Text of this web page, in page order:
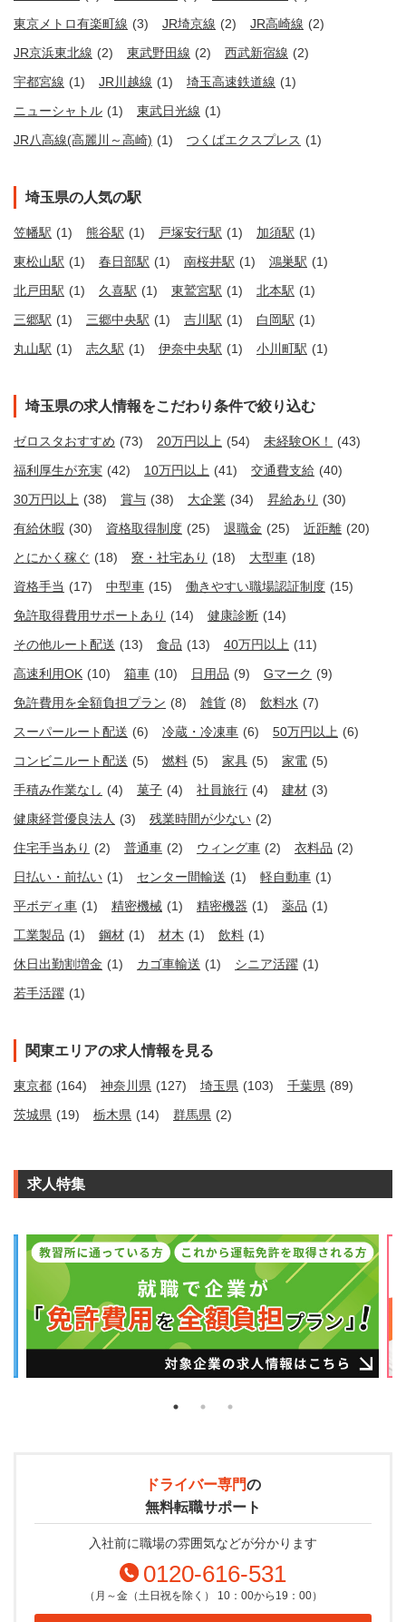
東京メトロ有楽町線 (3) JR埼京線 (2) JR高崎線 (2)
JR京浜東北線 (2) 東武野田線 (2) 西武新宿線 (2)
宇都宮線 (1) JR川越線 (1) 埼玉高速鉄道線 (1)
ニューシャトル (1) 東武日光線 (1)
JR八高線(高麗川～高崎) (1) つくばエクスプレス (1)
埼玉県の人気の駅
笠幡駅 (1) 熊谷駅 (1) 戸塚安行駅 (1) 加須駅 (1)
東松山駅 (1) 春日部駅 (1) 南桜井駅 (1) 鴻巣駅 (1)
北戸田駅 (1) 久喜駅 (1) 東鷲宮駅 (1) 北本駅 (1)
三郷駅 (1) 三郷中央駅 (1) 吉川駅 (1) 白岡駅 (1)
丸山駅 (1) 志久駅 (1) 伊奈中央駅 (1) 小川町駅 (1)
埼玉県の求人情報をこだわり条件で絞り込む
ゼロスタおすすめ (73) 20万円以上 (54) 未経験OK！
(43)
福利厚生が充実 (42) 10万円以上 (41) 交通費支給 (40)
30万円以上 (38) 賞与 (38) 大企業 (34) 昇給あり (30)
有給休暇 (30) 資格取得制度 (25) 退職金 (25) 近距離 (20)
とにかく稼ぐ (18) 寮・社宅あり (18) 大型車 (18)
資格手当 (17) 中型車 (15) 働きやすい職場認証制度 (15)
免許取得費用サポートあり (14) 健康診断 (14)
その他ルート配送 (13) 食品 (13) 40万円以上 (11)
高速利用OK (10) 箱車 (10) 日用品 (9) Gマーク (9)
免許費用を全額負担プラン (8) 雑貨 (8) 飲料水 (7)
スーパールート配送 (6) 冷蔵・冷凍車 (6) 50万円以上 (6)
コンビニルート配送 (5) 燃料 (5) 家具 (5) 家電 (5)
手積み作業なし (4) 菓子 (4) 社員旅行 (4) 建材 (3)
健康経営優良法人 (3) 残業時間が少ない (2)
住宅手当あり (2) 普通車 (2) ウィング車 (2) 衣料品 (2)
日払い・前払い (1) センター間輸送 (1) 軽自動車 (1)
平ボディ車 (1) 精密機械 (1) 精密機器 (1) 薬品 (1)
工業製品 (1) 鋼材 (1) 材木 (1) 飲料 (1)
休日出勤割増金 (1) カゴ車輸送 (1) シニア活躍 (1)
若手活躍 (1)
関東エリアの求人情報を見る
東京都 (164) 神奈川県 (127) 埼玉県 (103) 千葉県 (89)
茨城県 (19) 栃木県 (14) 群馬県 (2)
求人特集
ドライバー専門の
無料転職サポート
入社前に職場の雰囲気などが分かります
0120-616-531
（月～金（土日祝を除く） 10：00から19：00）